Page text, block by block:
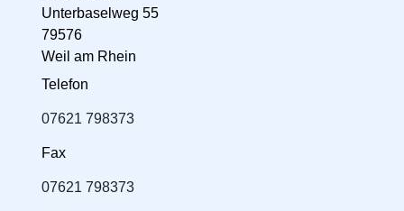
Unterbaselweg 55
79576
Weil am Rhein
Telefon
07621 798373
Fax
07621 798373